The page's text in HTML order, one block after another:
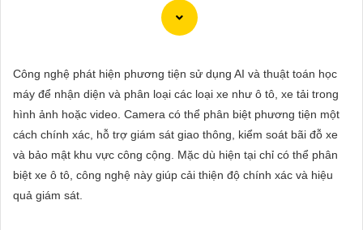
VẤN
DỊCH
VỤ
mục đích sử dụng camera, vị trí cần giám sát và số lượng
Công nghệ phát hiện phương tiện sử dụng AI và thuật toán học
máy để nhận diện và phân loại các loại xe như ô tô, xe tải trong
hình ảnh hoặc video. Camera có thể phân biệt phương tiện một
cách chính xác, hỗ trợ giám sát giao thông, kiểm soát bãi đỗ xe
và bảo mật khu vực công cộng. Mặc dù hiện tại chỉ có thể phân
biệt xe ô tô, công nghệ này giúp cải thiện độ chính xác và hiệu
quả giám sát.